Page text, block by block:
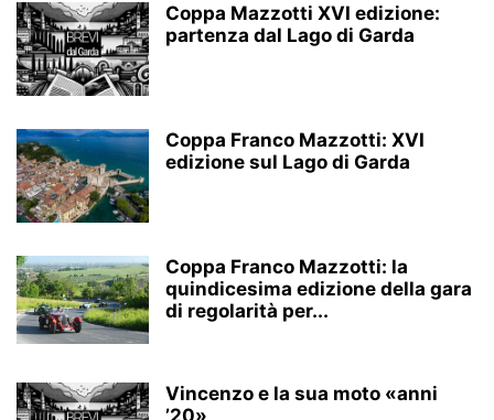
Coppa Mazzotti XVI edizione:
partenza dal Lago di Garda
Coppa Franco Mazzotti: XVI
edizione sul Lago di Garda
Coppa Franco Mazzotti: la
quindicesima edizione della gara
di regolarità per...
Vincenzo e la sua moto «anni
’20»